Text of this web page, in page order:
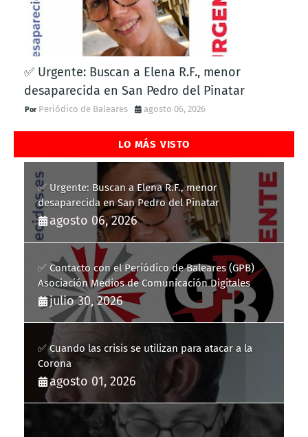
✅ Urgente: Buscan a Elena R.F., menor
desaparecida en San Pedro del Pinatar
Periódico de Baleares agosto 06, 2026
LO MÁS VISTO
✅ Urgente: Buscan a Elena R.F., menor
desaparecida en San Pedro del Pinatar
agosto 06, 2026
✅ Contacto con el Periódico de Baleares (GPB)
Asociación Medios de Comunicación Digitales
julio 30, 2026
✅ Cuando las crisis se utilizan para atacar a la
Corona
agosto 01, 2026